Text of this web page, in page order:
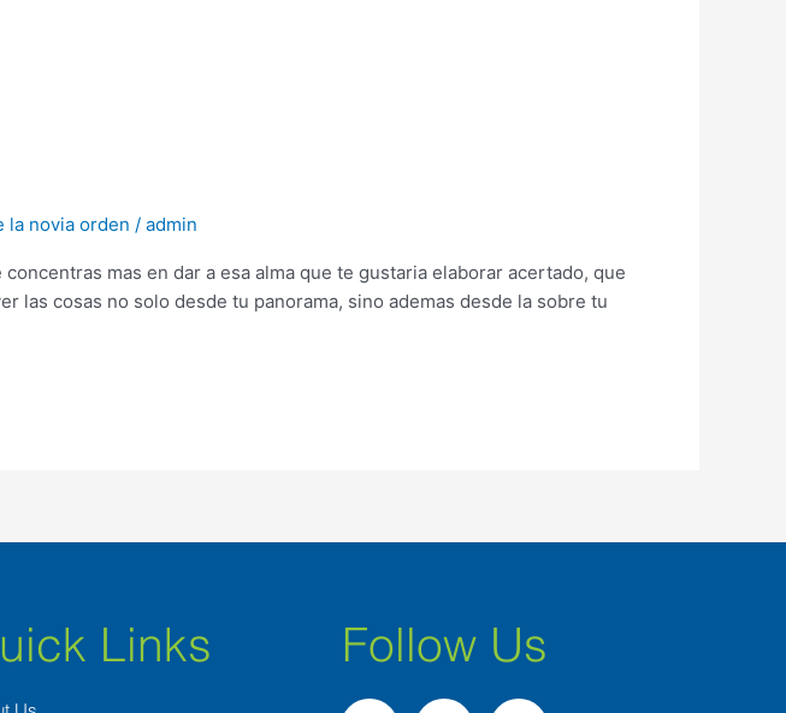
novia orden / admin
mas en dar a esa alma que te gustaria elaborar acertado, que
las cosas no solo desde tu panorama, sino ademas desde la sobre tu
Links Follow Us